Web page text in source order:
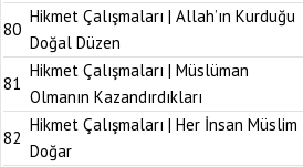
80
Hikmet Çalışmaları | Allah’ın Kurduğu
Doğal Düzen
81
Hikmet Çalışmaları | Müslüman
Olmanın Kazandırdıkları
82
Hikmet Çalışmaları | Her İnsan Müslim
Doğar